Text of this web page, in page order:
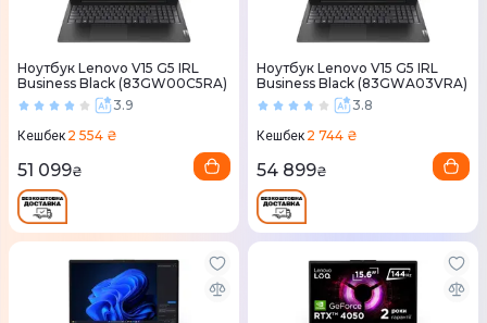
Ноутбук Lenovo V15 G5 IRL
Business Black (83GW00C5RA)
3.9
Кешбек 2 554 ₴
51 099₴
Ноутбук Lenovo V15 G5 IRL
Business Black (83GWA03VRA)
3.8
Кешбек 2 744 ₴
54 899₴